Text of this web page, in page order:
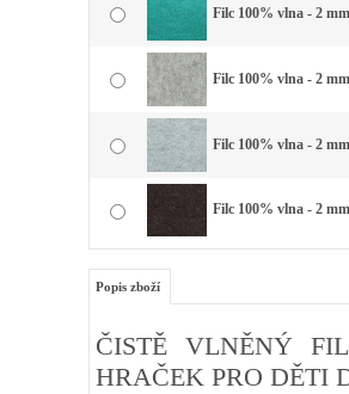
Filc 100% vlna - 2
Filc 100% vlna - 2
Filc 100% vlna - 2
Filc 100% vlna - 2
Popis zboží
ČISTĚ VLNĚNÝ
HRAČEK PRO DĚTI